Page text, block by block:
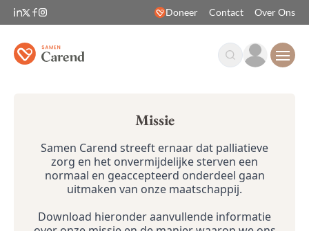
Doneer Contact Over Ons
Missie
Samen Carend streeft ernaar dat palliatieve
zorg en het onvermijdelijke sterven een
normaal en geaccepteerd onderdeel gaan
uitmaken van onze maatschappij.
Download hieronder aanvullende informatie